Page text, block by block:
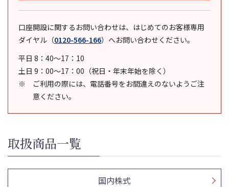
口座開設に関するお問い合わせは、はじめてのお客様専用
ダイヤル （0120-566-166） へお問い合わせください。
平日 8：40～17：10
土日 9：00～17：00（祝日・年末年始を除く）
ご利用の際には、電話番号をお間違えのないようご注
意ください。
取扱商品一覧
国内株式